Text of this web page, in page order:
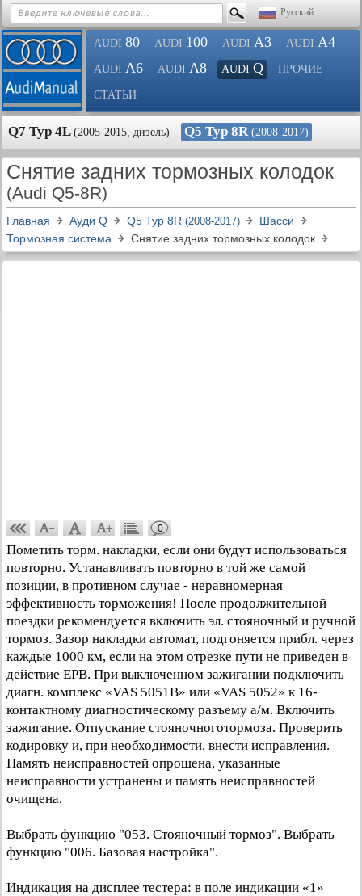
Русский
AUDI 80 AUDI 100 AUDI A3 AUDI A4
AUDI A6 AUDI A8 AUDI Q ПРОЧИЕ
СТАТЬИ
Q7 Typ 4L (2005-2015, дизель) Q5 Typ 8R (2008-2017)
Снятие задних тормозных колодок
(Audi Q5-8R)
Главная Ауди Q Q5 Typ 8R (2008-2017)
Шасси
Тормозная система
Снятие задних тормозных колодок
0
Пометить торм. накладки, если они будут использоваться
повторно. Устанавливать повторно в той же самой
позиции, в противном случае - неравномерная
эффективность торможения! После продолжительной
поездки рекомендуется включить эл. стояночный и ручной
тормоз. Зазор накладки автомат, подгоняется прибл. через
каждые 1000 км, если на этом отрезке пути не приведен в
действие ЕРВ. При выключенном зажигании подключить
диагн. комплекс «VAS 5051В» или «VAS 5052» к 16-
контактному диагностическому разъему а/м. Включить
зажигание. Отпускание стояночноготормоза. Проверить
кодировку и, при необходимости, внести исправления.
Память неисправностей опрошена, указанные
неисправности устранены и память неисправностей
очищена.
Выбрать функцию "053. Стояночный тормоз". Выбрать
функцию "006. Базовая настройка".
Индикация на дисплее тестера: в поле индикации «1»